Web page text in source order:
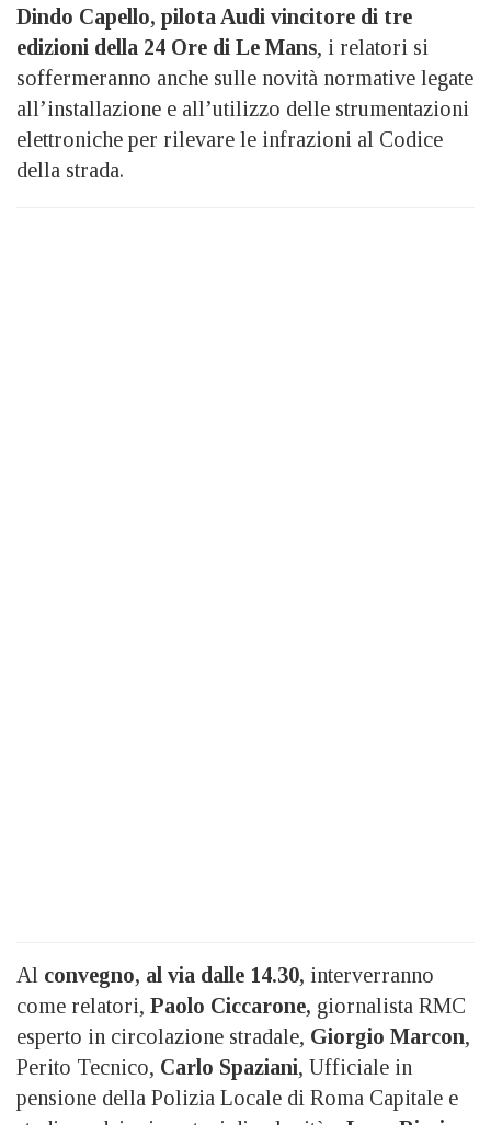
Dindo Capello, pilota Audi vincitore di tre
edizioni della 24 Ore di Le Mans, i relatori si
soffermeranno anche sulle novità normative legate
all’installazione e all’utilizzo delle strumentazioni
elettroniche per rilevare le infrazioni al Codice
della strada.
Al convegno, al via dalle 14.30, interverranno
come relatori, Paolo Ciccarone, giornalista RMC
esperto in circolazione stradale, Giorgio Marcon,
Perito Tecnico, Carlo Spaziani, Ufficiale in
pensione della Polizia Locale di Roma Capitale e